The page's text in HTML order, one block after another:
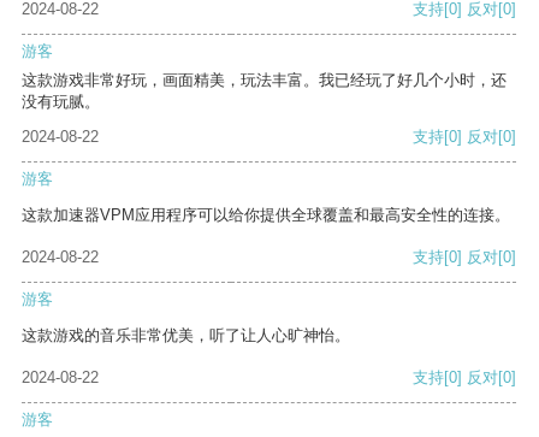
2024-08-22 支持[0] 反对[0]
游客
这款游戏非常好玩，画面精美，玩法丰富。我已经玩了好几个小时，还
没有玩腻。
2024-08-22
支持[0] 反对[0]
游客
这款加速器VPM应用程序可以给你提供全球覆盖和最高安全性的连接。
2024-08-22 支持[0] 反对[0]
游客
这款游戏的音乐非常优美，听了让人心旷神怡。
2024-08-22 支持[0] 反对[0]
游客